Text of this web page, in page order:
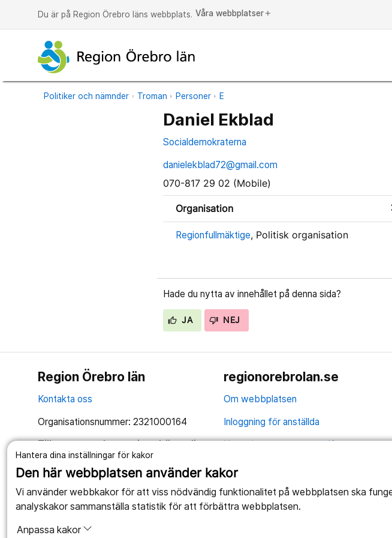
Hantera dina inställningar för kakor
Den här webbplatsen använder kakor
Vi använder webbkakor för att viss nödvändig funktionalitet på webbplatsen ska
analyskakor sammanställa statistik för att förbättra webbplatsen.
Anpassa kakor
Du är på Region Örebro läns webbplats. Våra webbplatser add
Politiker och nämnder Troman Personer E
Daniel Ekblad
Socialdemokraterna
danielekblad72@gmail.com
070-817 29 02 (Mobile)
Organisation
Regionfullmäktige, Politisk organisation
Hade du nytta av innehållet på denna sida?
JA NEJ
Region Örebro län
Kontakta oss
Organisationsnummer: 2321000164
Tillsammans skapar vi ett bättre liv
regionorebrolan.se
Om webbplatsen
Inloggning för anställda
Hantering av personuppgifter
Anslagstavla
Tillgänglighetsredogörelse